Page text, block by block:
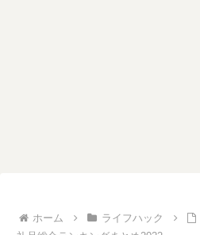
ホーム ライフハック